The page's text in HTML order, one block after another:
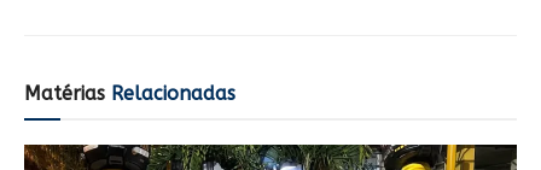
Matérias Relacionadas